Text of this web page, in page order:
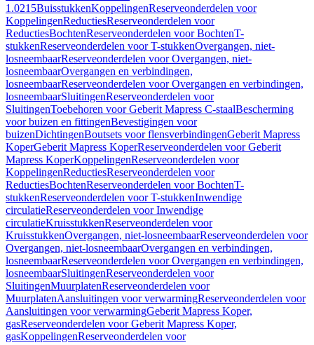
1.0215BuisstukkenKoppelingenReserveonderdelen voor
KoppelingenReductiesReserveonderdelen voor
ReductiesBochtenReserveonderdelen voor BochtenT-
stukkenReserveonderdelen voor T-stukkenOvergangen, niet-
losneembaarReserveonderdelen voor Overgangen, niet-
losneembaarOvergangen en verbindingen,
losneembaarReserveonderdelen voor Overgangen en verbindingen,
losneembaarSluitingenReserveonderdelen voor
SluitingenToebehoren voor Geberit Mapress C-staalBescherming
voor buizen en fittingenBevestigingen voor
buizenDichtingenBoutsets voor flensverbindingenGeberit Mapress
KoperGeberit Mapress KoperReserveonderdelen voor Geberit
Mapress KoperKoppelingenReserveonderdelen voor
KoppelingenReductiesReserveonderdelen voor
ReductiesBochtenReserveonderdelen voor BochtenT-
stukkenReserveonderdelen voor T-stukkenInwendige
circulatieReserveonderdelen voor Inwendige
circulatieKruisstukkenReserveonderdelen voor
KruisstukkenOvergangen, niet-losneembaarReserveonderdelen voor
Overgangen, niet-losneembaarOvergangen en verbindingen,
losneembaarReserveonderdelen voor Overgangen en verbindingen,
losneembaarSluitingenReserveonderdelen voor
SluitingenMuurplatenReserveonderdelen voor
MuurplatenAansluitingen voor verwarmingReserveonderdelen voor
Aansluitingen voor verwarmingGeberit Mapress Koper,
gasReserveonderdelen voor Geberit Mapress Koper,
gasKoppelingenReserveonderdelen voor